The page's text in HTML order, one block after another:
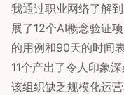
我通过职业网络了解
展了12个AI概念验证
的用例和90天的时间
11个产出了令人印象
该组织缺乏规模化运